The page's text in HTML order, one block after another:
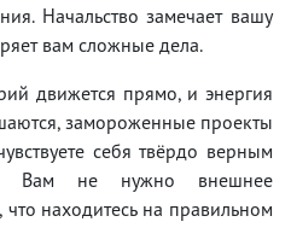
Начальство замечает вашу
вам сложные дела.
движется прямо, и энергия
замороженные проекты
себя твёрдо верным
Вам не нужно внешнее
находитесь на правильном